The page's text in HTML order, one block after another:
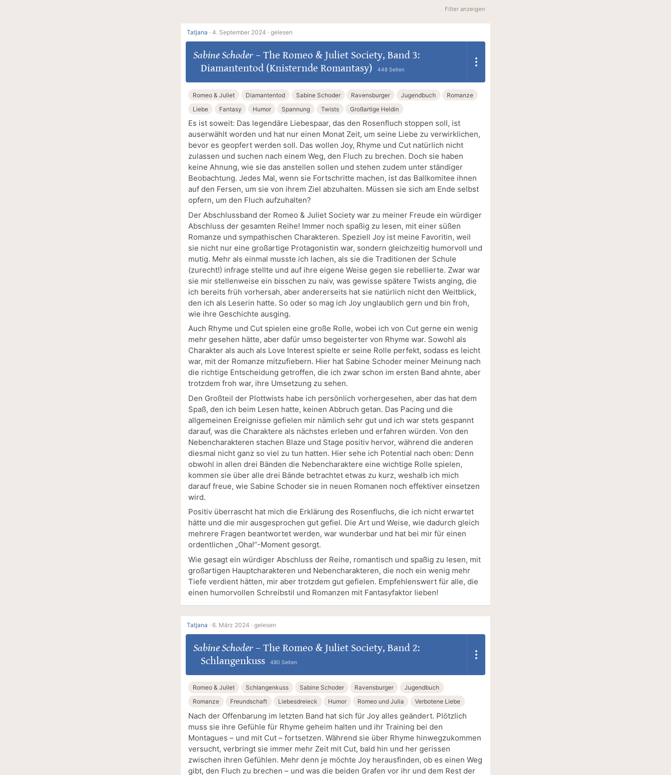
Filter anzeigen
Tatjana · 4. September 2024 · gelesen
Sabine Schoder– The Romeo & Juliet Society, Band 3:
Diamantentod (Knisternde Romantasy)
448 Seiten
Romeo & Juliet Diamantentod Sabine Schoder Ravensburger Jugendbuch
Romanze
Liebe
Fantasy Humor Spannung Twists Großartige Heldin
Es ist soweit: Das legendäre Liebespaar, das den Rosenfluch stoppen soll, ist
auserwählt worden und hat nur einen Monat Zeit, um seine Liebe zu verwirklichen,
bevor es geopfert werden soll. Das wollen Joy, Rhyme und Cut natürlich nicht
zulassen und suchen nach einem Weg, den Fluch zu brechen. Doch sie haben
keine Ahnung, wie sie das anstellen sollen und stehen zudem unter ständiger
Beobachtung. Jedes Mal, wenn sie Fortschritte machen, ist das Ballkomitee ihnen
auf den Fersen, um sie von ihrem Ziel abzuhalten. Müssen sie sich am Ende selbst
opfern, um den Fluch aufzuhalten?
Der Abschlussband der Romeo & Juliet Society war zu meiner Freude ein würdiger
Abschluss der gesamten Reihe! Immer noch spaßig zu lesen, mit einer süßen
Romanze und sympathischen Charakteren. Speziell Joy ist meine Favoritin, weil
sie nicht nur eine großartige Protagonistin war, sondern gleichzeitig humorvoll und
mutig. Mehr als einmal musste ich lachen, als sie die Traditionen der Schule
(zurecht!) infrage stellte und auf ihre eigene Weise gegen sie rebellierte. Zwar war
sie mir stellenweise ein bisschen zu naiv, was gewisse spätere Twists anging, die
ich bereits früh vorhersah, aber andererseits hat sie natürlich nicht den Weitblick,
den ich als Leserin hatte. So oder so mag ich Joy unglaublich gern und bin froh,
wie ihre Geschichte ausging.
Auch Rhyme und Cut spielen eine große Rolle, wobei ich von Cut gerne ein wenig
mehr gesehen hätte, aber dafür umso begeisterter von Rhyme war. Sowohl als
Charakter als auch als Love Interest spielte er seine Rolle perfekt, sodass es leicht
war, mit der Romanze mitzufiebern. Hier hat Sabine Schoder meiner Meinung nach
die richtige Entscheidung getroffen, die ich zwar schon im ersten Band ahnte, aber
trotzdem froh war, ihre Umsetzung zu sehen.
Den Großteil der Plottwists habe ich persönlich vorhergesehen, aber das hat dem
Spaß, den ich beim Lesen hatte, keinen Abbruch getan. Das Pacing und die
allgemeinen Ereignisse gefielen mir nämlich sehr gut und ich war stets gespannt
darauf, was die Charaktere als nächstes erleben und erfahren würden. Von den
Nebencharakteren stachen Blaze und Stage positiv hervor, während die anderen
diesmal nicht ganz so viel zu tun hatten. Hier sehe ich Potential nach oben: Denn
obwohl in allen drei Bänden die Nebencharaktere eine wichtige Rolle spielen,
kommen sie über alle drei Bände betrachtet etwas zu kurz, weshalb ich mich
darauf freue, wie Sabine Schoder sie in neuen Romanen noch effektiver einsetzen
wird.
Positiv überrascht hat mich die Erklärung des Rosenfluchs, die ich nicht erwartet
hätte und die mir ausgesprochen gut gefiel. Die Art und Weise, wie dadurch gleich
mehrere Fragen beantwortet werden, war wunderbar und hat bei mir für einen
ordentlichen „Oha!“-Moment gesorgt.
Wie gesagt ein würdiger Abschluss der Reihe, romantisch und spaßig zu lesen, mit
großartigen Hauptcharakteren und Nebencharakteren, die noch ein wenig mehr
Tiefe verdient hätten, mir aber trotzdem gut gefielen. Empfehlenswert für alle, die
einen humorvollen Schreibstil und Romanzen mit Fantasyfaktor lieben!
Tatjana · 6. März 2024 · gelesen
Sabine Schoder– The Romeo & Juliet Society, Band 2:
Schlangenkuss
480 Seiten
Romeo & Juliet Schlangenkuss Sabine Schoder Ravensburger
Jugendbuch
Romanze
Freundschaft Liebesdreieck Humor Romeo und Julia Verbotene Liebe
Nach der Offenbarung im letzten Band hat sich für Joy alles geändert. Plötzlich
muss sie ihre Gefühle für Rhyme geheim halten und ihr Training bei den
Montagues – und mit Cut – fortsetzen. Während sie über Rhyme hinwegzukommen
versucht, verbringt sie immer mehr Zeit mit Cut, bald hin und her gerissen
zwischen ihren Gefühlen. Mehr denn je möchte Joy herausfinden, ob es einen Weg
gibt, den Fluch zu brechen – und was die beiden Grafen vor ihr und dem Rest der